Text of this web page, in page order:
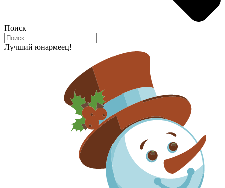
Поиск
Лучший юнармеец!